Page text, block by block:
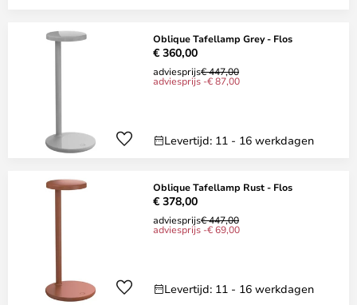
Oblique Tafellamp Grey - Flos
€ 360,00
adviesprijs€ 447,00
adviesprijs -€ 87,00
Levertijd: 11 - 16 werkdagen
Oblique Tafellamp Rust - Flos
€ 378,00
adviesprijs€ 447,00
adviesprijs -€ 69,00
Levertijd: 11 - 16 werkdagen